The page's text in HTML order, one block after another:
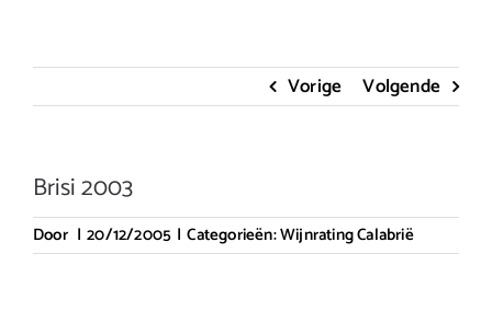
Vorige Volgende
Brisi 2003
Door | 20/12/2005 | Categorieën:Wijnrating Calabrië